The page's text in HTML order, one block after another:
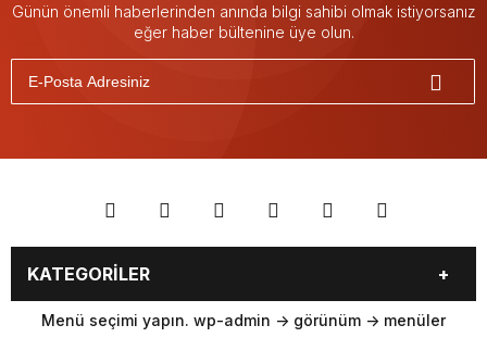
Günün önemli haberlerinden anında bilgi sahibi olmak istiyorsanız
eğer haber bültenine üye olun.
KATEGORİLER
Menü seçimi yapın. wp-admin -> görünüm -> menüler